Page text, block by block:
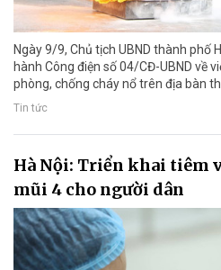
Ngày 9/9, Chủ tịch UBND thành phố
hành Công điện số 04/CĐ-UBND về
phòng, chống cháy nổ trên địa bàn
Tin tức
Hà Nội: Triển khai tiêm
mũi 4 cho người dân